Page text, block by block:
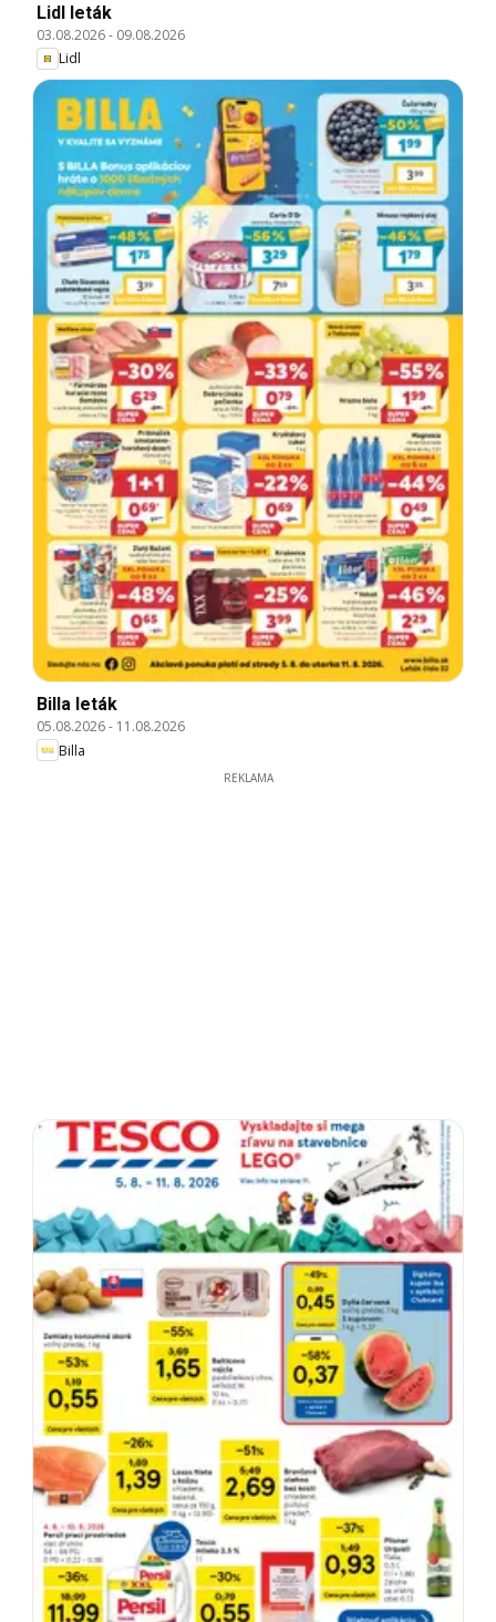
Lidl leták
03.08.2026- 09.08.2026
Lidl
Billa leták
05.08.2026- 11.08.2026
Billa
REKLAMA